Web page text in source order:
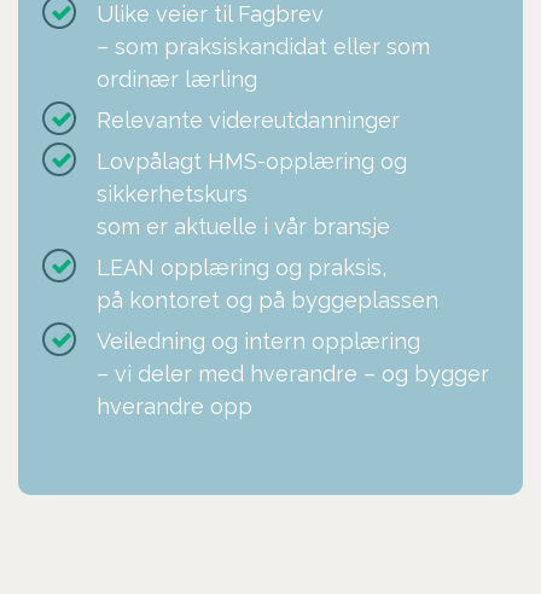
Ulike veier til Fagbrev
– som praksiskandidat eller som
ordinær lærling
Relevante videreutdanninger
Lovpålagt HMS-opplæring og
sikkerhetskurs
som er aktuelle i vår bransje
LEAN opplæring og praksis,
på kontoret og på byggeplassen
Veiledning og intern opplæring
– vi deler med hverandre – og bygger
hverandre opp